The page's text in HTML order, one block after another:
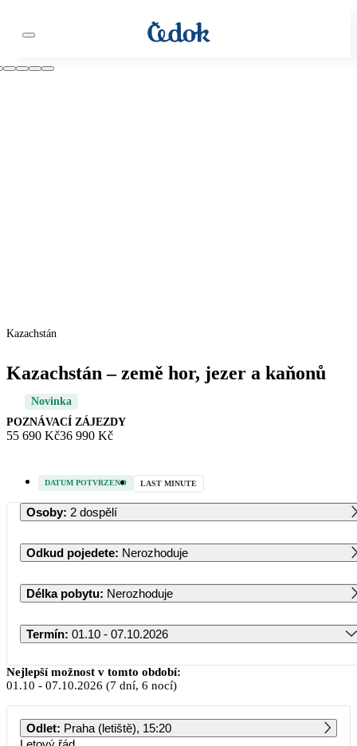
Kazachstán
Kazachstán – země hor, jezer a kaňonů
Novinka
POZNÁVACÍ ZÁJEZDY
55 690 Kč36 990 Kč
DATUM POTVRZENO LAST MINUTE
Osoby: 2 dospělí
Odkud pojedete: Nerozhoduje
Délka pobytu: Nerozhoduje
Termín: 01.10 - 07.10.2026
Říjen 2026
PO ÚT ST ČT PÁ SO NE
Nejlepší možnost v tomto období:
01.10 - 07.10.2026 (7 dní, 6 nocí)
Odlet: Praha (letiště), 15:20